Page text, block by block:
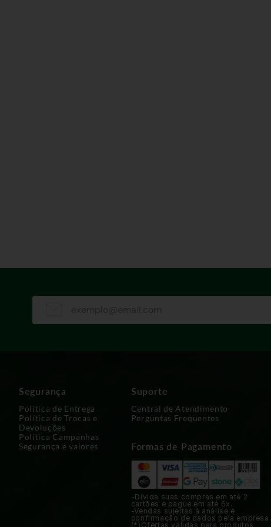
Segurança
Política de Entrega
Política de Trocas e
Devoluções
Política Campanhas
Segurança e valores
Suporte
Central de Atendimento
Perguntas Frequentes
Formas de Pagamento
-Divida suas compras em até 2
cartões e pague em até 6x.
-Vendas sujeitas à análise e
confirmação de dados pela empresa.
(*)Ofertas válidas para produtos